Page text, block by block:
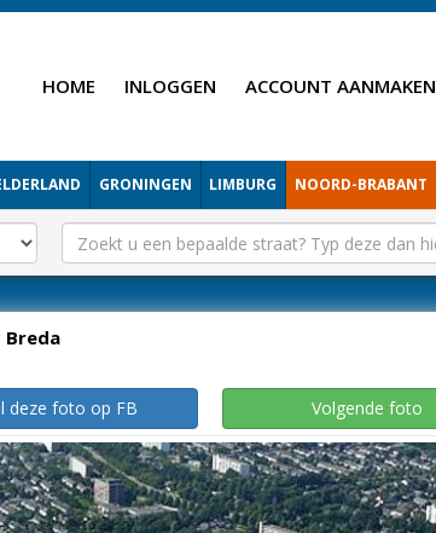
HOME INLOGGEN ACCOUNT AANMAKEN
GRONINGEN LIMBURG NOORD-BRABANT
Breda
deze foto op FB Volgende foto